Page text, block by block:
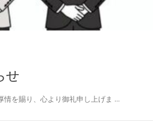
せ
情を賜り、心より御礼申し上げま …